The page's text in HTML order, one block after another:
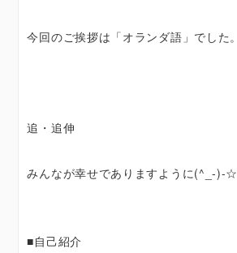
今回のご挨拶は「オランダ語」でした。
追・追伸
みんなが幸せでありますように(^_-)-☆
■自己紹介